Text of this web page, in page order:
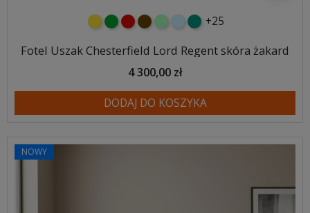
żółtyzielonyczerwony
czekoladowy
miętowybłękitny
turkusowy
+25
Fotel Uszak Chesterfield Lord Regent skóra żakard
4 300,00 zł
DODAJ DO KOSZYKA
NOWY